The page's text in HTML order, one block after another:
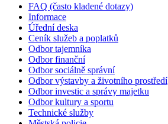
FAQ (často kladené dotazy)
Informace
Úřední deska
Ceník služeb a poplatků
Odbor tajemníka
Odbor finanční
Odbor sociálně správní
Odbor výstavby a životního prostředí
Odbor investic a správy majetku
Odbor kultury a sportu
Technické služby